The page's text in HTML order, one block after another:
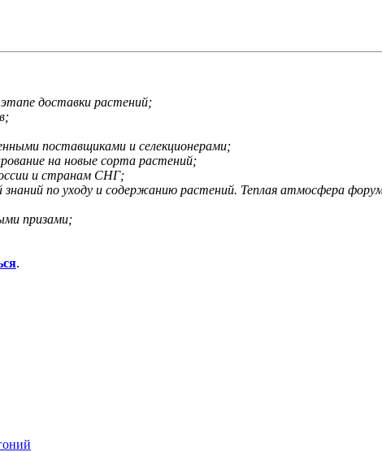
доставки растений;
поставщиками и селекционерами;
на новые сорта растений;
и странам СНГ;
по уходу и содержанию растений. Теплая атмосфера
призами;
.